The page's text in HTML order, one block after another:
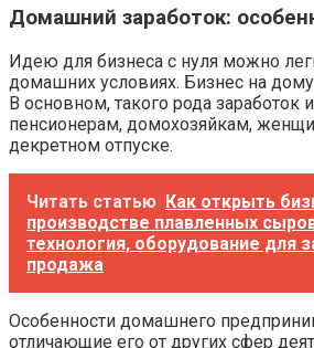
Домашний заработок:
Идею для бизнеса с нуля можно
домашних условиях. Бизнес на
В основном, такого рода заработок
пенсионерам, домохозяйкам,
декретном отпуске.
Читать статью Как открыть
производстве плавленных
технология, оборудование для
продажа
Особенности домашнего
отличающие его от других сфер